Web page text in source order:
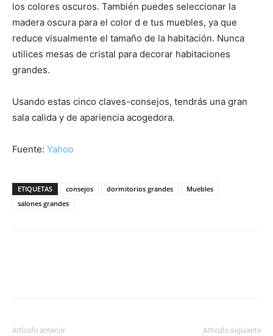
los colores oscuros. También puedes seleccionar la
madera oscura para el color d e tus muebles, ya que
reduce visualmente el tamaño de la habitación. Nunca
utilices mesas de cristal para decorar habitaciones
grandes.
Usando estas cinco claves-consejos, tendrás una gran
sala calida y de apariencia acogedora.
Fuente: Yahoo
ETIQUETAS consejos dormitorios grandes
Muebles
salones grandes
Artículo anterior Artículo siguiente